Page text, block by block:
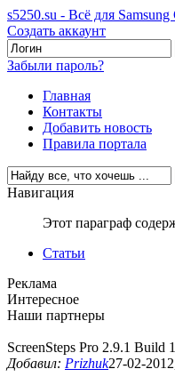
s5250.su - Всё для
Создать аккаунт
Забыли пароль?
Главная
Контакты
Добавить новость
Правила портала
Навигация
Этот параграф
Статьи
Реклама
Интересное
Наши партнеры
ScreenSteps Pro 2.9.1 Build
Добавил: Prizhuk27-02-